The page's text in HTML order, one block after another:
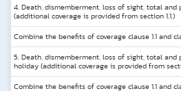
4. Death, dismemberment, loss of sight, total
(additional coverage is provided from section 1.1.)
Combine the benefits of coverage clause 1.1 and
5. Death, dismemberment, loss of sight, total
holiday (additional coverage is provided from
Combine the benefits of coverage clause 1.1 and